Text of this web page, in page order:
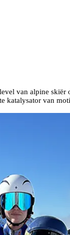
van alpine
katalysator van